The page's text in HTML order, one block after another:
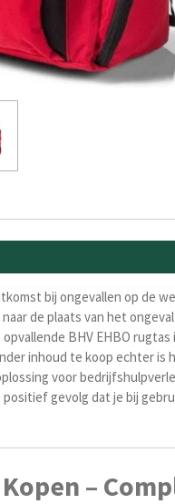
bij ongevallen op de
de plaats van het
BHV EHBO
inhoud te koop echter is
voor
gevolg dat je bij
Kopen –